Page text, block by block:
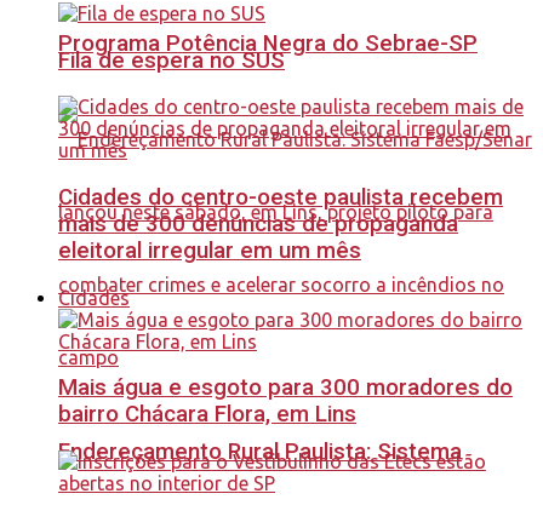
Programa Potência Negra do Sebrae-SP
Endereçamento Rural Paulista: Sistema
Fila de espera no SUS
Cidades do centro-oeste paulista recebem
mais de 300 denúncias de propaganda
eleitoral irregular em um mês
Cidades
Mais água e esgoto para 300 moradores do
bairro Chácara Flora, em Lins